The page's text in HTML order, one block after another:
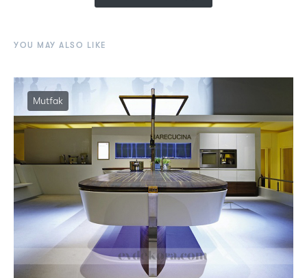
YOU MAY ALSO LIKE
Mutfak